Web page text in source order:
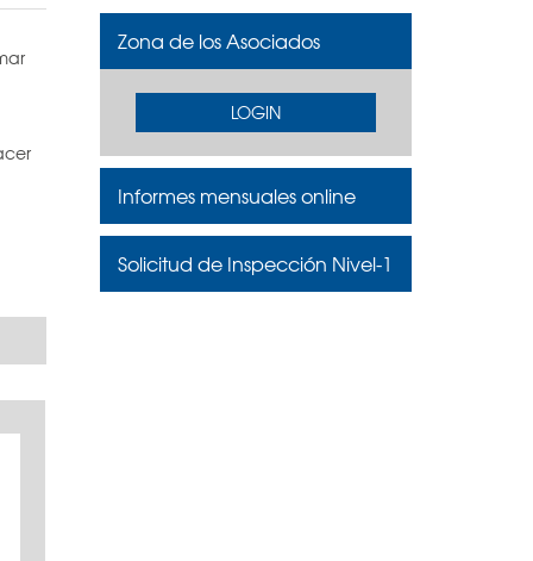
Zona de los Asociados
LOGIN
Informes mensuales online
Solicitud de Inspección Nivel-1